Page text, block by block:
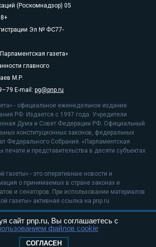
(Роскомнадзор) 05
Эл № ФС77-
газета»
главного
М.Р.
E-mail: pg@pnp.ru
- официальное еженедельное издание
РФ. Издается с 1997 года. Учредители
Дума и Совет Федерации РФ. Официальный
конституционных законов, федеральных
Федерального Собрания. «Парламентская
печати и представительства в десяти субъектах
газеты» - это оперативные новости и
о принимаемых в стране законах и
и сенаторов. При использовании материалов
газеты» активная ссылка на pnp.ru
ресурсе применяютсярекомендательные
персональных данных
сайт pnp.ru, Вы соглашаетесь с
файлов cookie
СОГЛАСЕН